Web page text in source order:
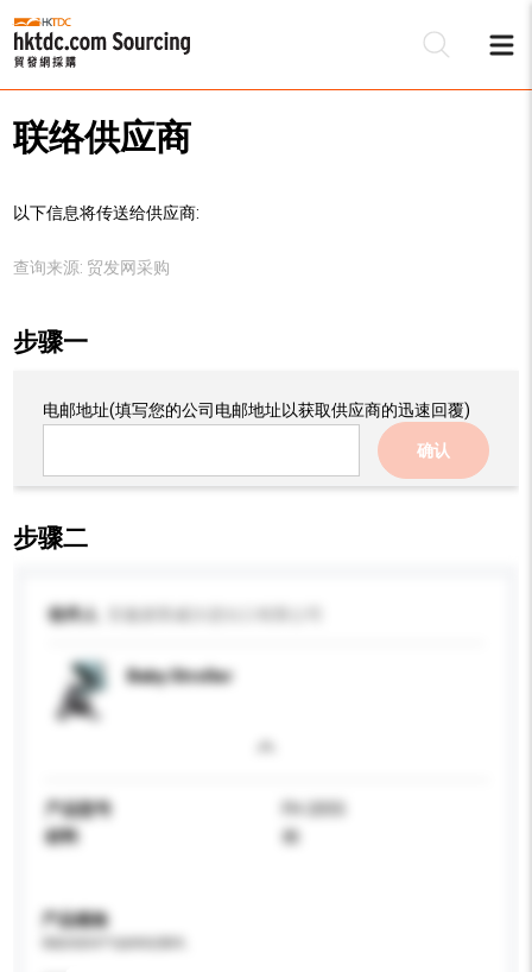
联络供应商
以下信息将传送给供应商:
查询来源: 贸发网采购
步骤一
电邮地址(填写您的公司电邮地址以获取供应商的迅速回覆)
确认
步骤二
收件人
Baby Stroller
产品型号
FH-2055
材料
棉
产品规格